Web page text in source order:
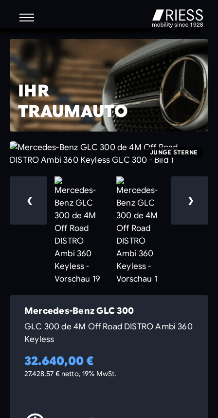
IHR
TRAUMAUTO
JUNGE STERNE
❮ ❯
Mercedes-Benz GLC 300
GLC 300 de 4M Off Road DISTRO Ambi 360
Keyless
32.640,00 €
27.428,57 € netto, 19% MwSt.